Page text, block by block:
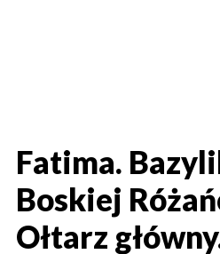
Fatima.
Boskiej
Ołtarz